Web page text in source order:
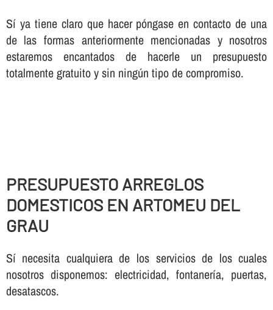
Sí ya tiene claro que hacer póngase en contacto de una
de las formas anteriormente mencionadas y nosotros
estaremos encantados de hacerle un presupuesto
totalmente gratuito y sin ningún tipo de compromiso.
PRESUPUESTO ARREGLOS
DOMESTICOS EN ARTOMEU DEL
GRAU
Sí necesita cualquiera de los servicios de los cuales
nosotros disponemos: electricidad, fontanería, puertas,
desatascos.